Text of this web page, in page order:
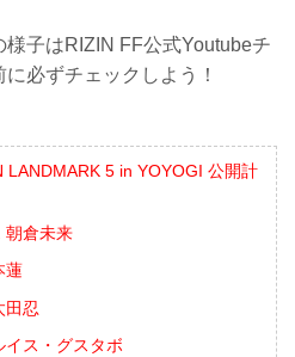
子はRIZIN FF公式Youtubeチ
必ずチェックしよう！
LANDMARK 5 in YOYOGI 公開計
朝倉未来
蓮
田忍
ス・グスタボ